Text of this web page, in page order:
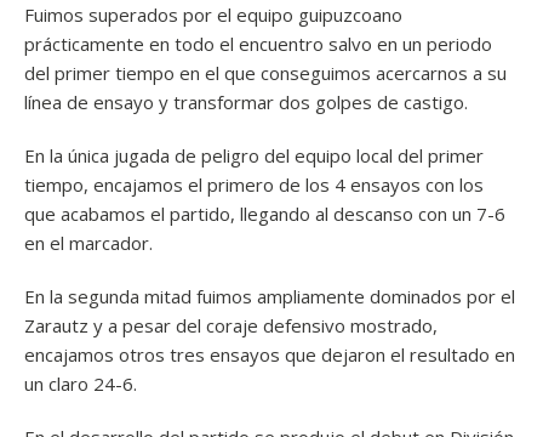
Fuimos superados por el equipo guipuzcoano
prácticamente en todo el encuentro salvo en un periodo
del primer tiempo en el que conseguimos acercarnos a su
línea de ensayo y transformar dos golpes de castigo.
En la única jugada de peligro del equipo local del primer
tiempo, encajamos el primero de los 4 ensayos con los
que acabamos el partido, llegando al descanso con un 7-6
en el marcador.
En la segunda mitad fuimos ampliamente dominados por el
Zarautz y a pesar del coraje defensivo mostrado,
encajamos otros tres ensayos que dejaron el resultado en
un claro 24-6.